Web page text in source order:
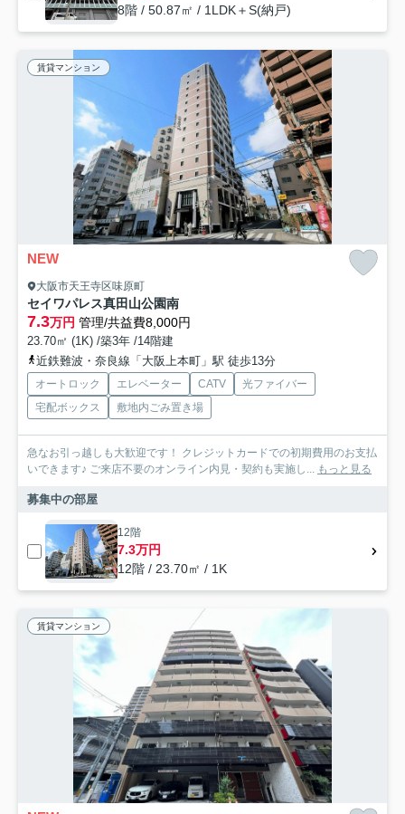
8階 / 50.87㎡ / 1LDK＋S(納戸)
賃貸マンション
NEW
大阪市天王寺区味原町
セイワパレス真田山公園南
7.3万円 管理/共益費8,000円
23.70㎡ (1K) /築3年 /14階建
近鉄難波・奈良線「大阪上本町」駅 徒歩13分
オートロック エレベーター CATV
光ファイバー
宅配ボックス
敷地内ごみ置き場
急なお引っ越しも大歓迎です！ クレジットカードでの初期費用のお支払
いできます♪ ご来店不要のオンライン内見・契約も実施し... もっと見る
募集中の部屋
12階
7.3万円
12階 / 23.70㎡ / 1K
賃貸マンション